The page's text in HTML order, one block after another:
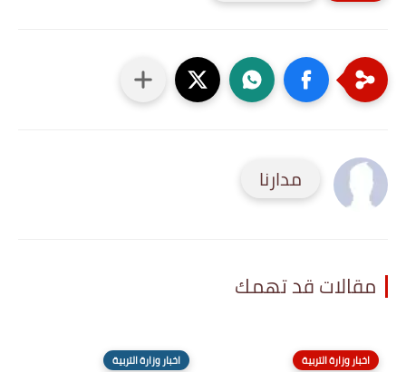
مدارنا
مقالات قد تهمك
اخبار وزارة التربية اخبار وزارة التربية